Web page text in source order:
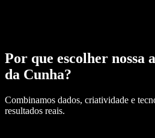
Por que escolher nossa
da Cunha?
Combinamos dados, criatividade e
resultados reais.